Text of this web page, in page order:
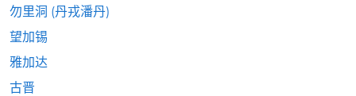
勿里洞 (丹戎潘丹)
望加锡
雅加达
古晋